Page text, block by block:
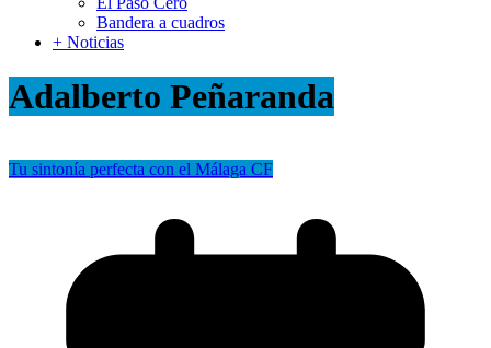
Bandera a cuadros
+ Noticias
Adalberto Peñaranda
Tu sintonía perfecta con el Málaga CF